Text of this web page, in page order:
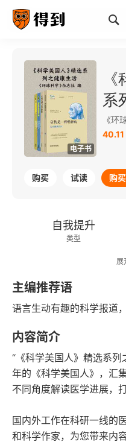
电子书
系
《环
40.11
购买 试读 购
自我提升
类型
展
主编推荐语
语言生动有趣的科学报道
内容简介
“《科学美国人》精选系
年的《科学美国人》，汇
不同角度解读医学进展，
国内外工作在科研一线的
和科学作家，为您带来内